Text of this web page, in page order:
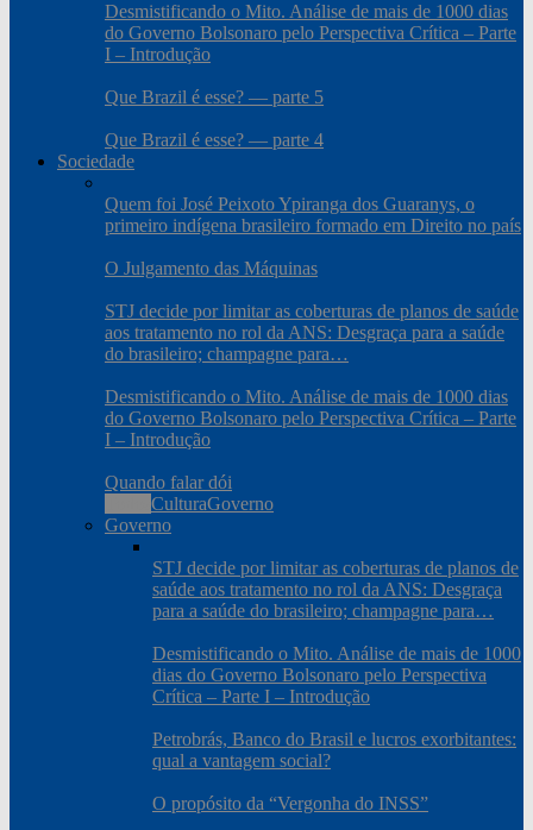
Desmistificando o Mito. Análise de mais de 1000 dias
do Governo Bolsonaro pelo Perspectiva Crítica – Parte
I – Introdução
Que Brazil é esse? — parte 5
Que Brazil é esse? — parte 4
Sociedade
Quem foi José Peixoto Ypiranga dos Guaranys, o
primeiro indígena brasileiro formado em Direito no país
O Julgamento das Máquinas
STJ decide por limitar as coberturas de planos de saúde
aos tratamento no rol da ANS: Desgraça para a saúde
do brasileiro; champagne para…
Desmistificando o Mito. Análise de mais de 1000 dias
do Governo Bolsonaro pelo Perspectiva Crítica – Parte
I – Introdução
Quando falar dói
CulturaGoverno
Governo
STJ decide por limitar as coberturas de planos de
saúde aos tratamento no rol da ANS: Desgraça
para a saúde do brasileiro; champagne para…
Desmistificando o Mito. Análise de mais de 1000
dias do Governo Bolsonaro pelo Perspectiva
Crítica – Parte I – Introdução
Petrobrás, Banco do Brasil e lucros exorbitantes:
qual a vantagem social?
O propósito da “Vergonha do INSS”